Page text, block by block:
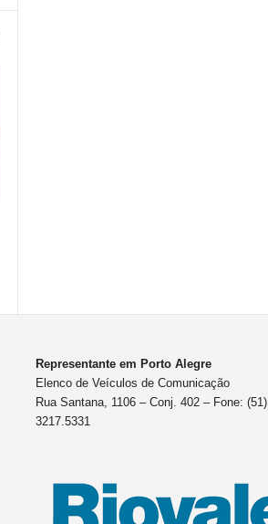
Representante em Porto Alegre
Elenco de Veículos de Comunicação
Rua Santana, 1106 – Conj. 402 – Fone: (51)
3217.5331